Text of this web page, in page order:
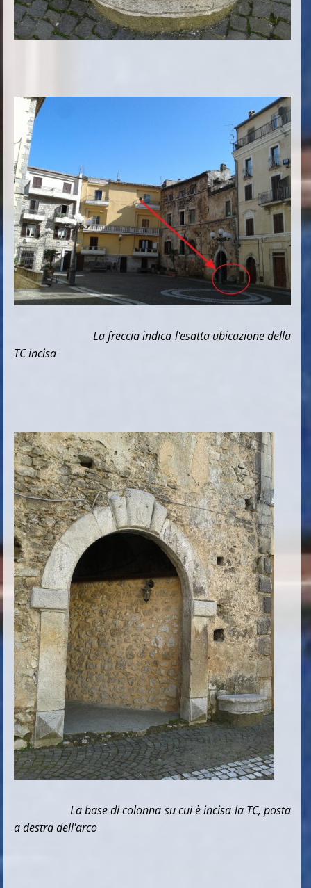
La freccia indica l'esatta ubicazione della
TC incisa
La base di colonna su cui è incisa la TC, posta
a destra dell'arco